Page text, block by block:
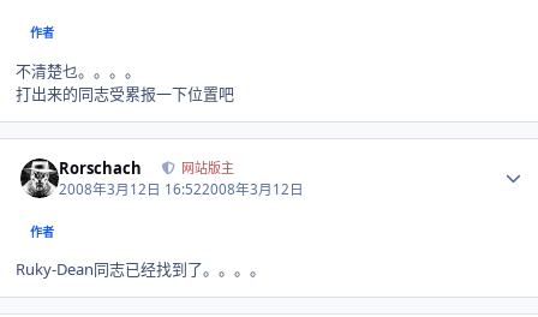
作者
不清楚乜。。。。
打出来的同志受累报一下位置吧
Rorschach 网站版主
2008年3月12日 16:522008年3月12日
作者
Ruky-Dean同志已经找到了。。。。